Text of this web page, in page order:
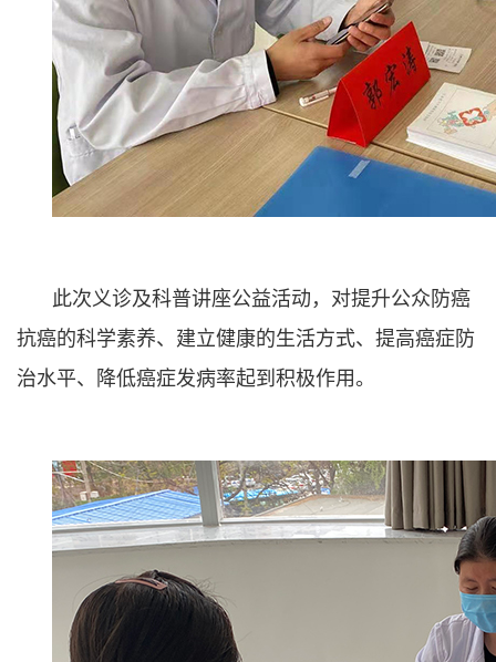
此次义诊及科普讲座公益活动，对提升公众防癌
抗癌的科学素养、建立健康的生活方式、提高癌症防
治水平、降低癌症发病率起到积极作用。